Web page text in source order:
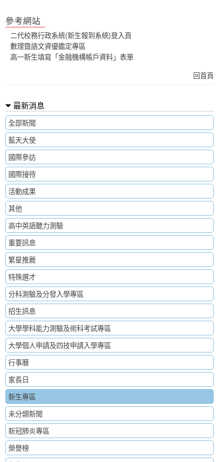
參考網站
二代校務行政系統(新生報到系統)登入頁
數理暨語文資優鑑定專區
高一新生填寫「金融機構帳戶資料」表單
回首頁
最新消息
全部新聞
藍天大使
國際參訪
國際接待
活動成果
其他
高中英語聽力測驗
重要訊息
繁星推薦
特殊選才
分科測驗及分發入學專區
招生訊息
大學學科能力測驗及術科考試專區
大學個人申請及四技申請入學專區
行事曆
家長日
新生專區
未分類新聞
新冠肺炎專區
榮譽榜